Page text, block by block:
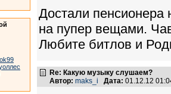
Достали
на пупер вещами.
Любите битлов и
Re: Какую музыку слушаем?
Автор: maks_i Дата: 01.12.12